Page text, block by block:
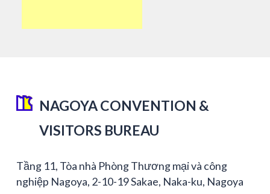
NAGOYA CONVENTION &
VISITORS BUREAU
Tầng 11, Tòa nhà Phòng Thương mại và công
nghiệp Nagoya, 2-10-19 Sakae, Naka-ku, Nagoya